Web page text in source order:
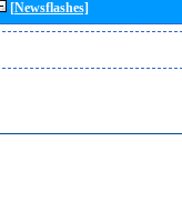
[Newsflashes]